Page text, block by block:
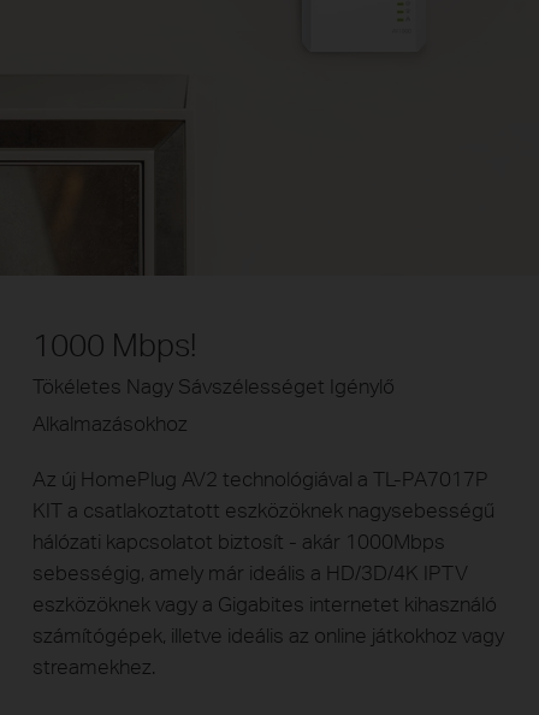
1000 Mbps!
Tökéletes Nagy Sávszélességet Igénylő
Alkalmazásokhoz
Az új HomePlug AV2 technológiával a TL-PA7017P
KIT a csatlakoztatott eszközöknek nagysebességű
hálózati kapcsolatot biztosít - akár 1000Mbps
sebességig, amely már ideális a HD/3D/4K IPTV
eszközöknek vagy a Gigabites internetet kihasználó
számítógépek, illetve ideális az online játkokhoz vagy
streamekhez.